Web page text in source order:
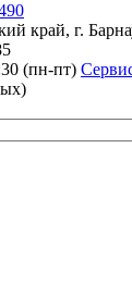
край, г.
(пн-пт)